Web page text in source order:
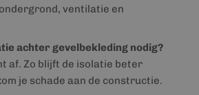
ventilatie en
achter gevelbekleding nodig?
af. Zo blijft de isolatie beter
je schade aan de constructie.